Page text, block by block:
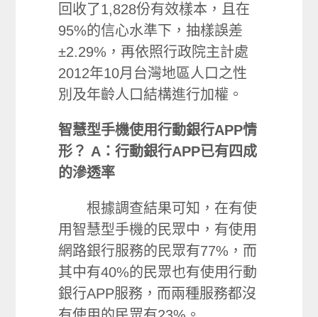
回收了1,828份有效樣本，且在
95%的信心水準下，抽樣誤差
±2.29%，再依照行政院主計處
2012年10月台灣地區人口之性
別及年齡人口結構進行加權。
智慧型手機使用行動銀行APP情
形？ A：行動銀行APP已有四成
的滲透率
根據調查結果可知，在有使
用智慧型手機的民眾中，有使用
網路銀行服務的民眾有77%，而
其中有40%的民眾也有使用行動
銀行APP服務，而兩種服務都沒